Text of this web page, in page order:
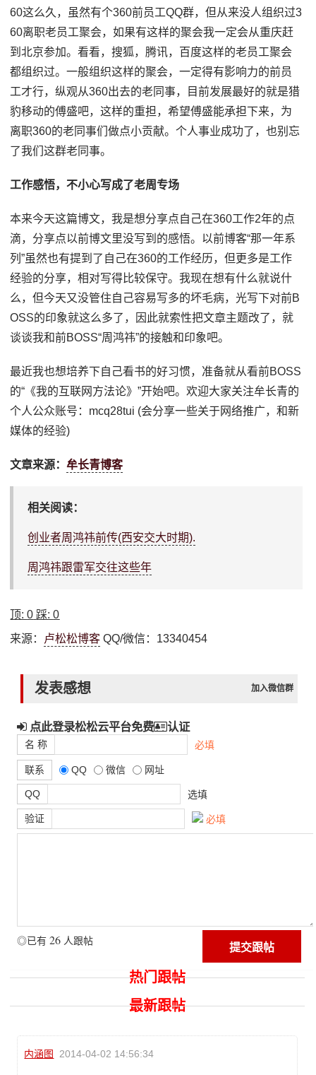
60这么久，虽然有个360前员工QQ群，但从来没人组织过3
60离职老员工聚会，如果有这样的聚会我一定会从重庆赶
到北京参加。看看，搜狐，腾讯，百度这样的老员工聚会
都组织过。一般组织这样的聚会，一定得有影响力的前员
工才行，纵观从360出去的老同事，目前发展最好的就是猎
豹移动的傅盛吧，这样的重担，希望傅盛能承担下来，为
离职360的老同事们做点小贡献。个人事业成功了，也别忘
了我们这群老同事。
工作感悟，不小心写成了老周专场
本来今天这篇博文，我是想分享点自己在360工作2年的点
滴，分享点以前博文里没写到的感悟。以前博客“那一年系
列”虽然也有提到了自己在360的工作经历，但更多是工作
经验的分享，相对写得比较保守。我现在想有什么就说什
么，但今天又没管住自己容易写多的坏毛病，光写下对前B
OSS的印象就这么多了，因此就索性把文章主题改了，就
谈谈我和前BOSS“周鸿祎”的接触和印象吧。
最近我也想培养下自己看书的好习惯，准备就从看前BOSS
的“《我的互联网方法论》”开始吧。欢迎大家关注牟长青的
个人公众账号：mcq28tui (会分享一些关于网络推广，和新
媒体的经验)
文章来源：牟长青博客
相关阅读：
创业者周鸿祎前传(西安交大时期).
周鸿祎跟雷军交往这些年
顶:0 踩:0
来源： 卢松松博客 QQ/微信：13340454
发表感想 加入微信群
点此登录松松云平台免费 认证
名 称 必填
联系 QQ 微信 网址
QQ 选填
验证 必填
◎已有 26 人跟帖
热门跟帖
最新跟帖
内涵图 2014-04-02 14:56:34